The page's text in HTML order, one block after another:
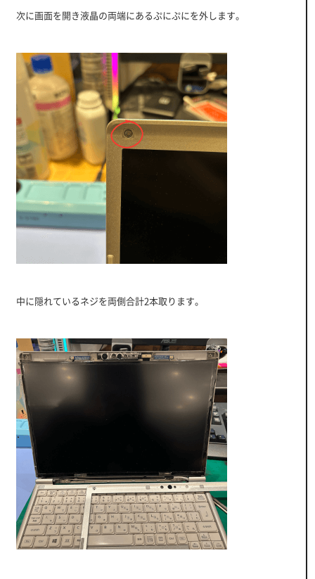
次に画面を開き液晶の両端にあるぷにぷにを外します。
中に隠れているネジを両側合計2本取ります。